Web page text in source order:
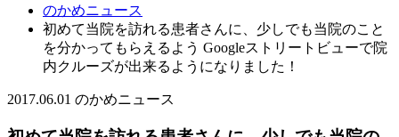
のかめニュース
初めて当院を訪れる患者さんに、少しでも当院のこと
を分かってもらえるよう Googleストリートビューで院
内クルーズが出来るようになりました！
2017.06.01 のかめニュース